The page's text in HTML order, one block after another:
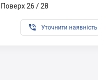
Поверх 26 / 28
 Уточнити наявність